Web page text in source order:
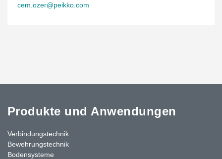
cem.ozer@peikko.com
Produkte und Anwendungen
Verbindungstechnik
Bewehrungstechnik
Bodensysteme